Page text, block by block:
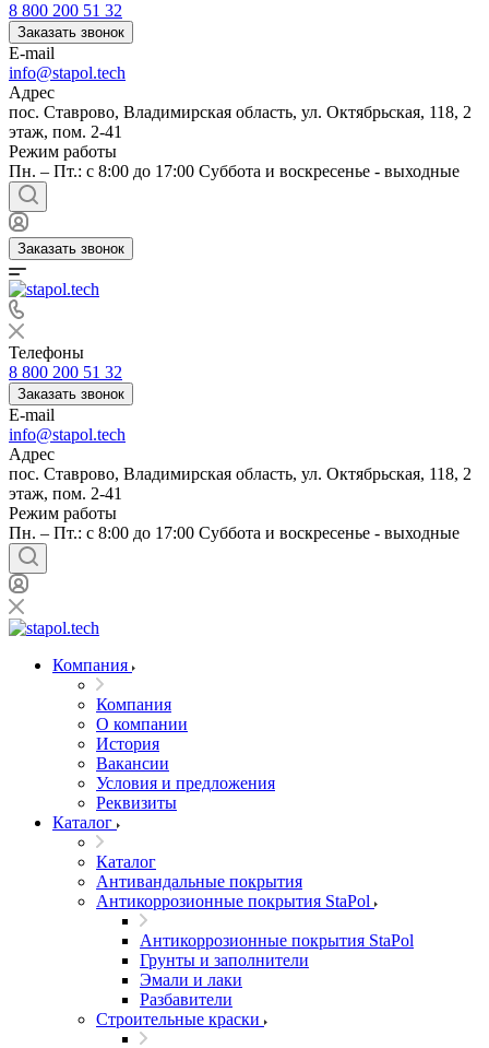
8 800 200 51 32
Заказать звонок
E-mail
info@stapol.tech
Адрес
пос. Ставрово, Владимирская область, ул. Октябрьская, 118, 2
этаж, пом. 2-41
Режим работы
Пн. – Пт.: с 8:00 до 17:00 Суббота и воскресенье - выходные
Заказать звонок
Телефоны
8 800 200 51 32
Заказать звонок
E-mail
info@stapol.tech
Адрес
пос. Ставрово, Владимирская область, ул. Октябрьская, 118, 2
этаж, пом. 2-41
Режим работы
Пн. – Пт.: с 8:00 до 17:00 Суббота и воскресенье - выходные
Компания
Компания
О компании
История
Вакансии
Условия и предложения
Реквизиты
Каталог
Каталог
Антивандальные покрытия
Антикоррозионные покрытия StaPol
Антикоррозионные покрытия StaPol
Грунты и заполнители
Эмали и лаки
Разбавители
Строительные краски